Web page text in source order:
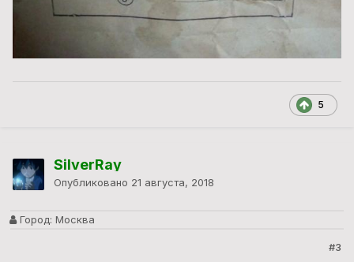
5
SilverRay
Опубликовано 21 августа, 2018
Город: Москва
#3